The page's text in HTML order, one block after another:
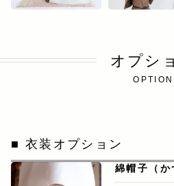
オプシ
OPTION
衣装オプション
綿帽子（か